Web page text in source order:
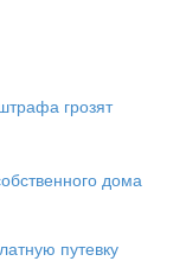
грозят
дома
путевку